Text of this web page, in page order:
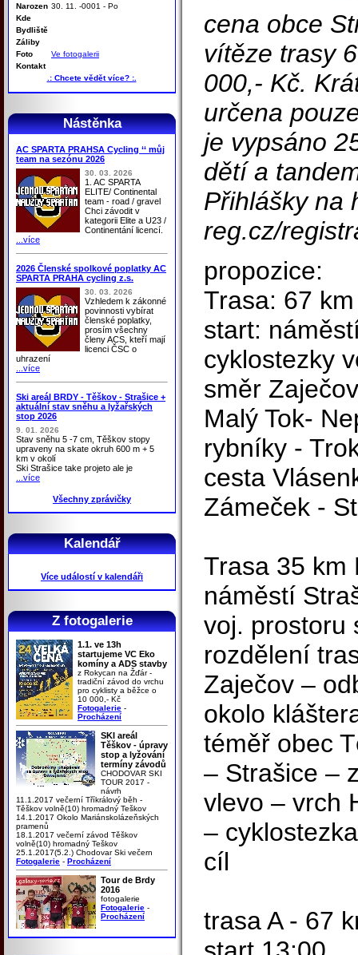
Narozen 30. 11. -0001 - Po
Kde
Bydliště
Záliby
Foto
Ve fotogalerii
Kontakt
.: Chcete vědět více? :.
Nástěnka
AC SPARTA PRAHSA Cycling ‘‘ můj
team na sezónu 2026
30. 03. 2026
1. AC SPARTA
ELITE/ Continental
team - road / gravel
Chci závodit v
kategorii Elite a U23 /
Continentání licencí.
...více
2026 Členské spolkové poplatky AC
SPARTA PRAHA cycling z.s.
30. 03. 2026
Vzhledem k zákonné
povinnosti vybírat
členské poplatky,
prosím všechny
členy ACS, kteří mají
licenci ČSC o
uhrazení
...více
Ski areál BRDY - Těškov - Strašice +
aktuální stav sněhu a lyžařských
stop 2026
9. 01. 2026
Stav sněhu 5 -7 cm, Těškov stopy
upraveny na skate okruh 600 m + 5
km v okolí
Ski Strašice take projeto ale je
...více
Všechny zprávičky
Kalendář
Více událostí v kalendáři
Z fotogalerie
1.1. ve 13h
startujeme VC Eko
komíny a ADS stavby
z Rokycan na Žďár -
tradiční závod do vrchu
pro cyklisty a běžce o
10 000,- Kč
Fotogalerie -
Procházení
SKI areál
Těškov - úpravy
stop a lyžování
termíny závodů
CHODOVAR SKI
TOUR 2017 -
návrh
11.1.2017 večerní Tříkrálový běh -
Těškov volně(10) hromadný Teškov
14.1.2017 Okolo Mariánskolázeňských
pramenů
18.1.2017 večerní závod Těškov
volně(10) hromadný Teškov
25.1.2017(5.2.) Chodovar Ski večern
Fotogalerie - Procházení
Tour de Brdy
2016
fotogalerie
Fotogalerie -
Procházení
cena obce
vítěze trasy
000,- Kč.
určena
je vypsáno
dětí a
Přihlášky na
reg.cz/
propozice:
Trasa: 67
start:
cyklostezky
směr
Malý Tok-
rybníky -
cesta
Zámeček -
Trasa 35 km
náměstí
voj. prostoru
rozdělení
Zaječov –
okolo
téměř obec
– Strašice –
vlevo – vrch
–
cíl
trasa A - 67